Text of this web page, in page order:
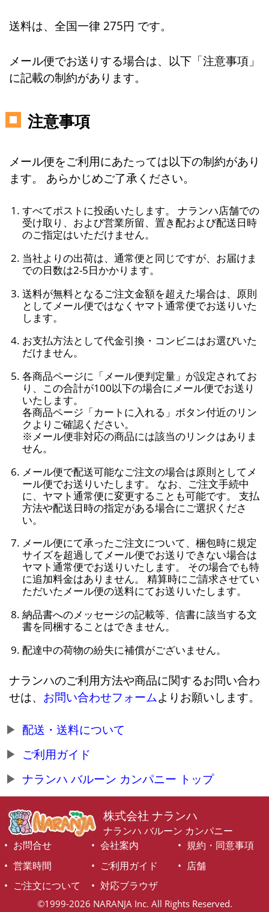
送料は、全国一律 275円 です。
メール便でお送りする場合は、以下「注意事項」
に記載の制約があります。
注意事項
メール便をご利用にあたっては以下の制約があり
ます。 あらかじめご了承ください。
すべてポストに投函いたします。 ナランハ店舗での
受け取り、および営業所留、置き配および配送日時
のご指定はいただけません。
当社よりの出荷は、通常便と同じですが、お届けま
での日数は2-5日かかります。
送料が無料となるご注文金額を超えた場合は、原則
としてメール便ではなくヤマト通常便でお送りいた
します。
お支払方法として代金引換・コンビニはお選びいた
だけません。
各商品ページに「メール便判定量」が設定されてお
り、この合計が100以下の場合にメール便でお送り
いたします。
各商品ページ「カートに入れる」ボタン付近のリン
クよりご確認ください。
※メール便非対応の商品には該当のリンクはありま
せん。
メール便で配送可能なご注文の場合は原則としてメ
ール便でお送りいたします。 なお、ご注文手続中
に、ヤマト通常便に変更することも可能です。 支払
方法や配送日時の指定がある場合にご選択くださ
い。
メール便にて承ったご注文について、梱包時に規定
サイズを超過してメール便でお送りできない場合は
ヤマト通常便でお送りいたします。 その場合でも特
に追加料金はありません。 精算時にご請求させてい
ただいたメール便の送料にてお送りいたします。
納品書へのメッセージの記載等、信書に該当する文
書を同梱することはできません。
配達中の荷物の紛失に補償がございません。
ナランハのご利用方法や商品に関するお問い合わ
せは、 お問い合わせフォームよりお願いします。
配送・送料について
ご利用ガイド
ナランハ バルーン カンパニー トップ
株式会社 ナランハ
ナランハ バルーン カンパニー
お問合せ
会社案内
規約・同意事項
営業時間
ご利用ガイド
店舗
ご注文について
対応ブラウザ
©1999-2026 NARANJA Inc. All Rights Reserved.